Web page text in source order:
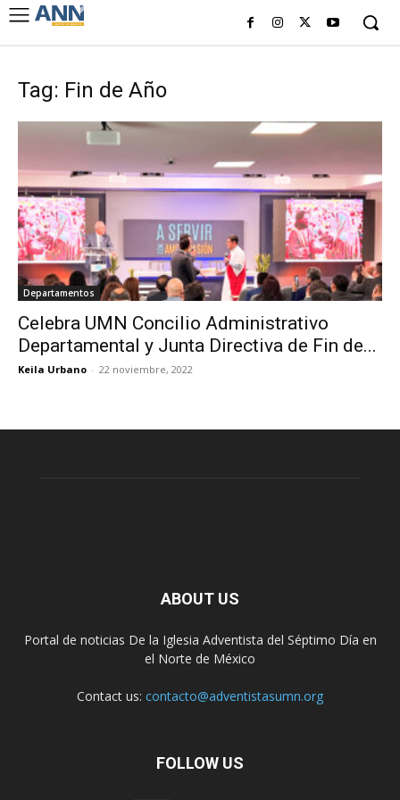
Tag: Fin de Año
Departamentos
Celebra UMN Concilio Administrativo
Departamental y Junta Directiva de Fin de...
Keila Urbano - 22 noviembre, 2022
ABOUT US
Portal de noticias De la Iglesia Adventista del Séptimo Día en
el Norte de México
Contact us: contacto@adventistasumn.org
FOLLOW US